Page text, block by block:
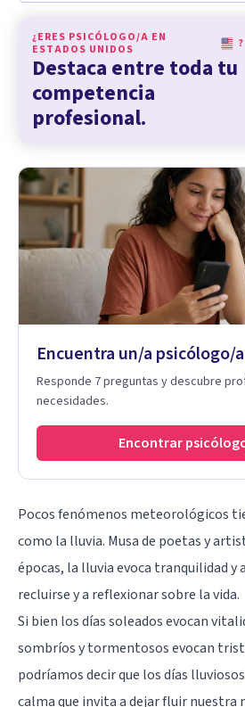
¿ERES PSICÓLOGO/A EN
ESTADOS UNIDOS
?
Destaca entre toda tu
competencia
profesional.
Encuentra un/a psicólogo/
Responde 7 preguntas y descubre
necesidades.
Encontrar
Pocos fenómenos meteorológicos
como la lluvia. Musa de poetas y
épocas, la lluvia evoca tranquilidad y
recluirse y a reflexionar sobre la vida.
Si bien los días soleados evocan
sombríos y tormentosos evocan
podríamos decir que los días
calma que invita a dejar fluir nuestra